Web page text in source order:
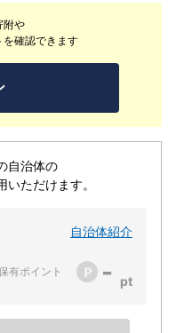
附や
確認できます
自治体の
いただけます。
自治体紹介
有ポイント -